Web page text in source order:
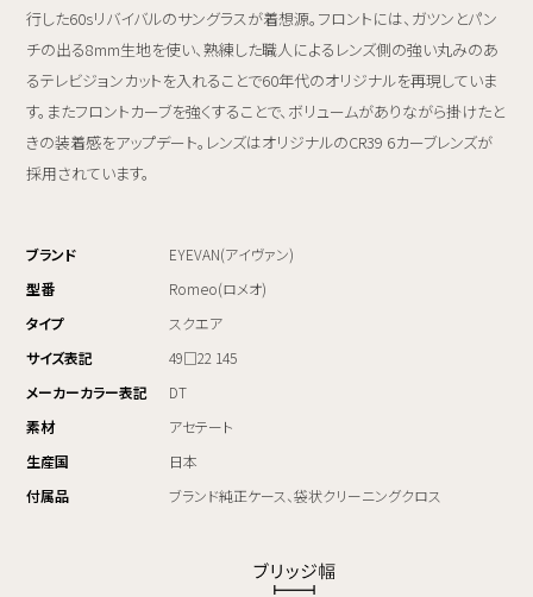
行した60sリバイバルのサングラスが着想源。フロントには、ガツンとパン
チの出る8mm生地を使い、熟練した職人によるレンズ側の強い丸みのあ
るテレビジョンカットを入れることで60年代のオリジナルを再現していま
す。またフロントカーブを強くすることで、ボリュームがありながら掛けたと
きの装着感をアップデート。レンズはオリジナルのCR39 6カーブレンズが
採用されています。
ブランド
EYEVAN(アイヴァン)
型番
Romeo(ロメオ)
タイプ
スクエア
サイズ表記
49□22 145
メーカーカラー表記
DT
素材
アセテート
生産国
日本
付属品
ブランド純正ケース、袋状クリーニングクロス